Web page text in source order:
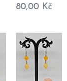
80,00 Kč